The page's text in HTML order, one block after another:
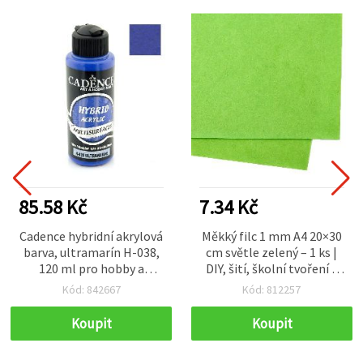
85.58 Kč
Cadence hybridní akrylová
barva, ultramarín H-038,
120 ml pro hobby a
kreativní tvoření
Kód: 842667
Koupit
7.34 Kč
Měkký filc 1 mm A4 20×30
cm světle zelený – 1 ks |
DIY, šití, školní tvoření a
dekorace
Kód: 812257
Koupit